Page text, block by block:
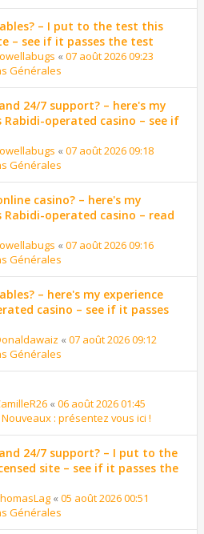
– I put to the test this
– see if it passes the test
« 07 août 2026 09:23
Générales
24/7 support? – here's my
operated casino – see if
« 07 août 2026 09:18
Générales
casino? – here's my
operated casino – read
« 07 août 2026 09:16
Générales
– here's my experience
casino – see if it passes
« 07 août 2026 09:12
Générales
« 06 août 2026 01:45
: présentez vous ici !
24/7 support? – I put to the
site – see if it passes the
« 05 août 2026 00:51
Générales